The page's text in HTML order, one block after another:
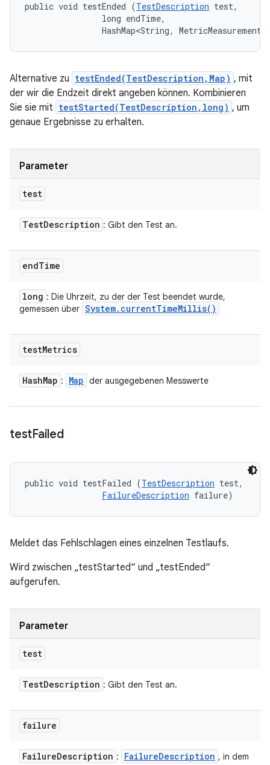
public void testEnded (TestDescription test,
                long endTime,
HashMap<String,
Alternative zu testEnded(TestDescription,Map) , mit
der wir die Endzeit direkt angeben können. Kombinieren
Sie sie mit testStarted(TestDescription,long) , um
genaue Ergebnisse zu erhalten.
Parameter
test
TestDescription : Gibt den Test an.
endTime
long : Die Uhrzeit, zu der der Test beendet wurde,
gemessen über System. currentTimeMillis( )
testMetrics
HashMap : Map der ausgegebenen Messwerte
testFailed
public void testFailed (TestDescription test,
FailureDescription failure)
Meldet das Fehlschlagen eines einzelnen Testlaufs.
Wird zwischen „testStarted“ und „testEnded“
aufgerufen.
Parameter
test
TestDescription : Gibt den Test an.
failure
FailureDescription : FailureDescription , in dem